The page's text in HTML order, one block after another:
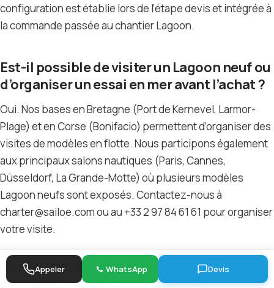
configuration est établie lors de l’étape devis et intégrée à
la commande passée au chantier Lagoon.
Est-il possible de visiter un Lagoon neuf ou
d’organiser un essai en mer avant l’achat ?
Oui. Nos bases en Bretagne (Port de Kernevel, Larmor-
Plage) et en Corse (Bonifacio) permettent d’organiser des
visites de modèles en flotte. Nous participons également
aux principaux salons nautiques (Paris, Cannes,
Düsseldorf, La Grande-Motte) où plusieurs modèles
Lagoon neufs sont exposés. Contactez-nous à
charter@sailoe.com ou au +33 2 97 84 61 61 pour organiser
votre visite.
Quelle est la différence entre acheter neuf
Appeler WhatsApp Devis